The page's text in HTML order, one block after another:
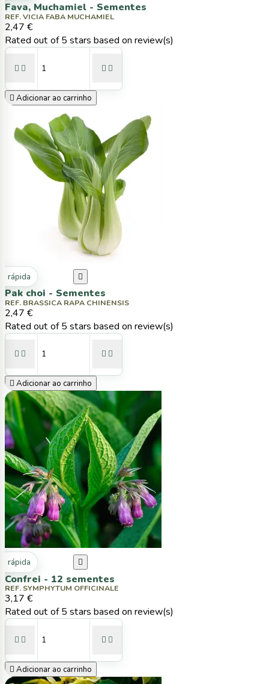
Fava, Muchamiel - Sementes
REF. VICIA FABA MUCHAMIEL
2,47 €
Rated out of 5 stars based on review(s)
   
 Adicionar ao carrinho
rápida 
Pak choi - Sementes
REF. BRASSICA RAPA CHINENSIS
2,47 €
Rated out of 5 stars based on review(s)
   
 Adicionar ao carrinho
rápida 
Confrei - 12 sementes
REF. SYMPHYTUM OFFICINALE
3,17 €
Rated out of 5 stars based on review(s)
   
 Adicionar ao carrinho